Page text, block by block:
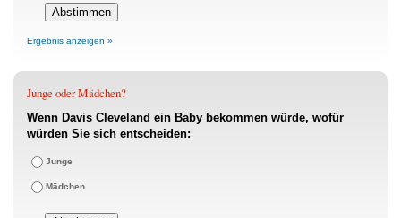
Ergebnis anzeigen »
Junge oder Mädchen?
Wenn Davis Cleveland ein Baby bekommen würde, wofür
würden Sie sich entscheiden:
Junge
Mädchen